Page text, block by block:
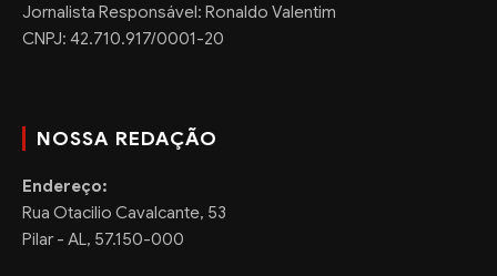
Jornalista Responsável: Ronaldo Valentim
CNPJ: 42.710.917/0001-20
NOSSA REDAÇÃO
Endereço:
Rua Otacilio Cavalcante, 53
Pilar - AL, 57.150-000